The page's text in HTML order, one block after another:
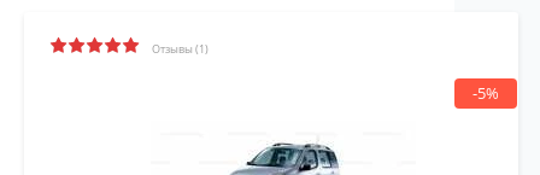
Отзывы (1)
-5%